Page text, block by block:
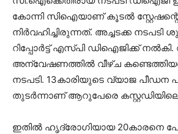
കോന്നി സിഐയാണ് കൂടൽ
നിർവഹിച്ചിരുന്നത്. അച്ചടക്ക
റിപ്പോർട്ട് എസ്പി ഡിഐജിക്ക്
അന്വേഷണത്തിൽ വീഴ്ച
നടപടി. 13കാരിയുടെ വ്യാജ പീഡന
തുടർന്നാണ് ആറുപേരെ
ഇതിൽ ഹൃദ്രോഗിയായ 20കാരനെ